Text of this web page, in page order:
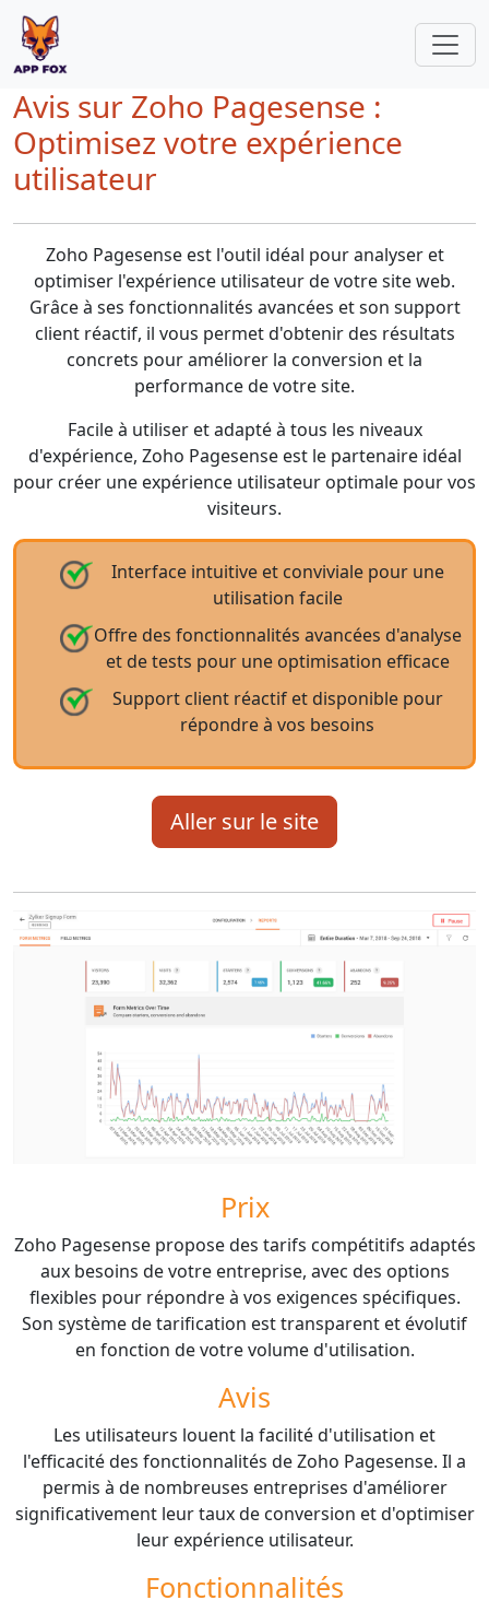
Avis sur Zoho Pagesense :
Optimisez votre expérience
utilisateur
Zoho Pagesense est l'outil idéal pour analyser et
optimiser l'expérience utilisateur de votre site web.
Grâce à ses fonctionnalités avancées et son support
client réactif, il vous permet d'obtenir des résultats
concrets pour améliorer la conversion et la
performance de votre site.
Facile à utiliser et adapté à tous les niveaux
d'expérience, Zoho Pagesense est le partenaire idéal
pour créer une expérience utilisateur optimale pour vos
visiteurs.
Interface intuitive et conviviale pour une
utilisation facile
Offre des fonctionnalités avancées d'analyse
et de tests pour une optimisation efficace
Support client réactif et disponible pour
répondre à vos besoins
Aller sur le site
Prix
Zoho Pagesense propose des tarifs compétitifs adaptés
aux besoins de votre entreprise, avec des options
flexibles pour répondre à vos exigences spécifiques.
Son système de tarification est transparent et évolutif
en fonction de votre volume d'utilisation.
Avis
Les utilisateurs louent la facilité d'utilisation et
l'efficacité des fonctionnalités de Zoho Pagesense. Il a
permis à de nombreuses entreprises d'améliorer
significativement leur taux de conversion et d'optimiser
leur expérience utilisateur.
Fonctionnalités